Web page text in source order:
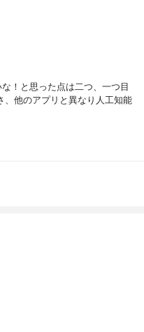
！と思った点は二つ、一つ目
、他のアプリと異なり人工知能